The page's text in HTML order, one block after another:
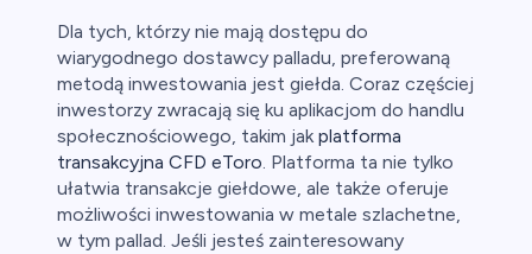
Dla tych, którzy nie mają dostępu do
wiarygodnego dostawcy palladu, preferowaną
metodą inwestowania jest giełda. Coraz częściej
inwestorzy zwracają się ku aplikacjom do handlu
społecznościowego, takim jak platforma
transakcyjna CFD eToro. Platforma ta nie tylko
ułatwia transakcje giełdowe, ale także oferuje
możliwości inwestowania w metale szlachetne,
w tym pallad. Jeśli jesteś zainteresowany